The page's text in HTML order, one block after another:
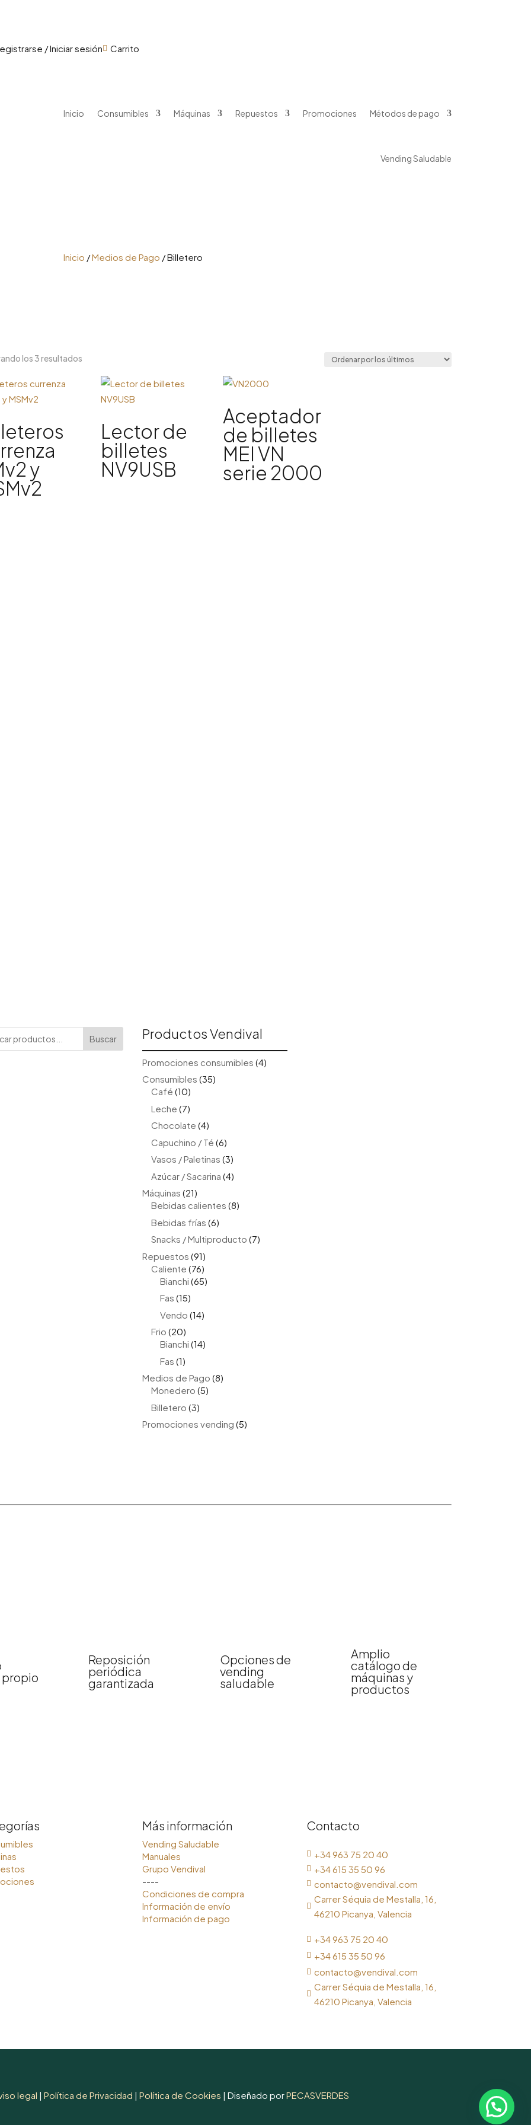
/ Iniciar sesión  Carrito
Inicio Consumibles Máquinas Repuestos Promociones Métodos de pago
Vending Saludable
Inicio /Medios de Pago / Billetero
los 3 resultados
últimos
y
Lector de
billetes
NV9USB
Aceptador
de billetes
MEI VN
serie 2000
Buscar Productos Vendival
Promociones consumibles 44
Consumibles 3535
Café 1010
productos
Leche 77
productos
Chocolate 44
productos
Capuchino / Té 66
productos
Vasos / Paletinas 33
productos
Azúcar / Sacarina 44
Máquinas 2121
productos
Bebidas calientes 88
Bebidas frías 66
productos
Snacks / Multiproducto 77
Repuestos 9191
productos
Caliente 7676
productos
Bianchi 6565
Fas 1515
productos
Vendo 1414
Frio 2020
productos
Bianchi 1414
Fas 11
producto
Medios de Pago 88
Monedero 55
Billetero 33
productos
Promociones vending 55
Reposición
periódica
garantizada
Opciones de
vending
saludable
Amplio
catálogo de
máquinas y
productos
Más información
Vending Saludable
Manuales
Grupo Vendival
----
Condiciones de compra
Información de envío
Información de pago
Contacto
 +34 963 75 20 40
 +34 615 35 50 96
 contacto@vendival.com

Carrer Séquia de Mestalla, 16,
46210 Picanya, Valencia
 +34 963 75 20 40
 +34 615 35 50 96
 contacto@vendival.com

Carrer Séquia de Mestalla, 16,
46210 Picanya, Valencia
legal | Política de Privacidad | Política de Cookies | Diseñado porPECASVERDES